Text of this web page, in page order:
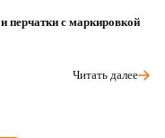
перчатки с маркировкой
Читать далее